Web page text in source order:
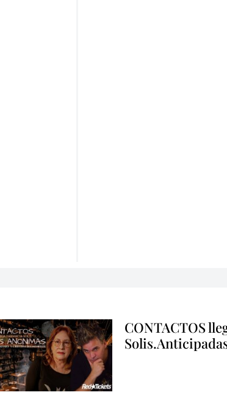
CONTACTOS